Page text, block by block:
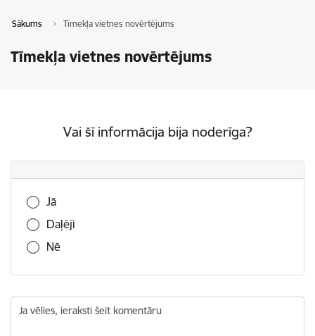
Sākums Tīmekļa vietnes novērtējums
Tīmekļa vietnes novērtējums
Vai šī informācija bija noderīga?
Vai šī informācija bija noderīga?
Jā
Daļēji
Nē
Ja vēlies, ieraksti šeit komentāru